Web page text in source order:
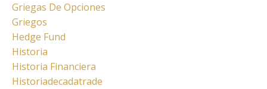
Griegas De Opciones
Griegos
Hedge Fund
Historia
Historia Financiera
Historiadecadatrade